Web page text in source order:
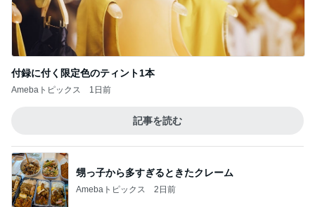
付録に付く限定色のティント1本
Amebaトピックス 1日前
記事を読む
甥っ子から多すぎるときたクレーム
Amebaトピックス 2日前